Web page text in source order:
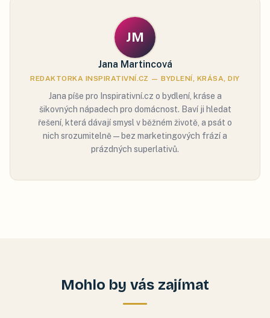
JM
Jana Martincová
REDAKTORKA INSPIRATIVNÍ.CZ — BYDLENÍ, KRÁSA, DIY
Jana píše pro Inspirativní.cz o bydlení, kráse a
šikovných nápadech pro domácnost. Baví ji hledat
řešení, která dávají smysl v běžném životě, a psát o
nich srozumitelně — bez marketingových frází a
prázdných superlativů.
Mohlo by vás zajímat